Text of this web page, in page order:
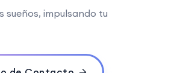
sueños, impulsando tu